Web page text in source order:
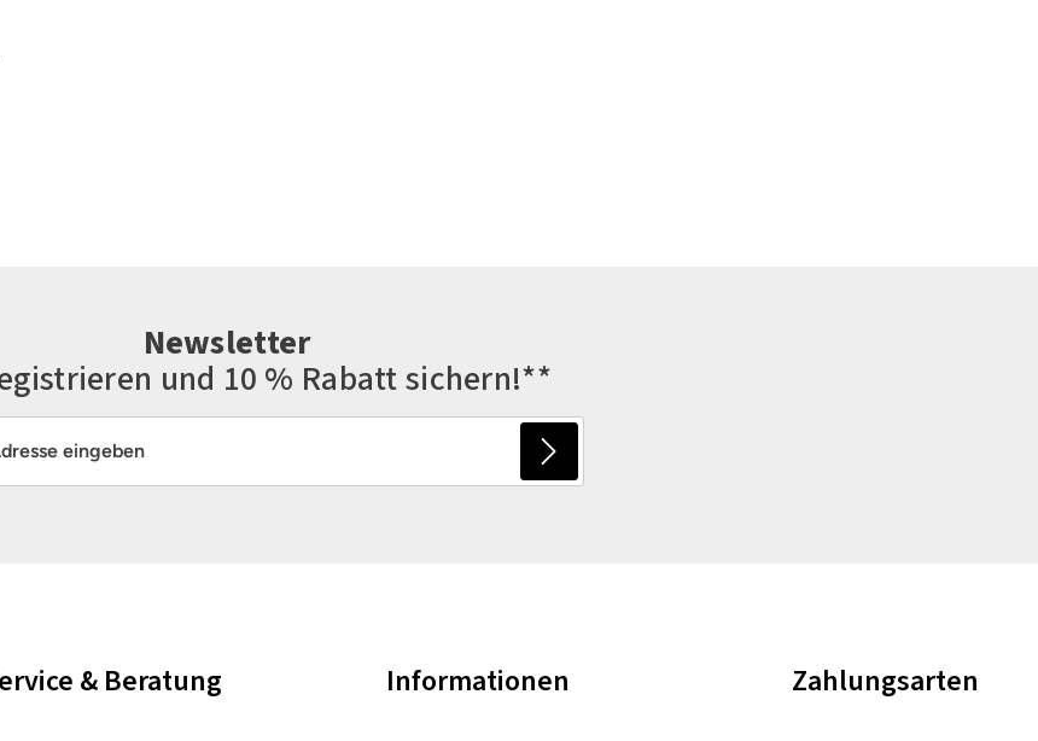
Newsletter
und 10 % Rabatt sichern!**
& Beratung Informationen Zahlungsarten